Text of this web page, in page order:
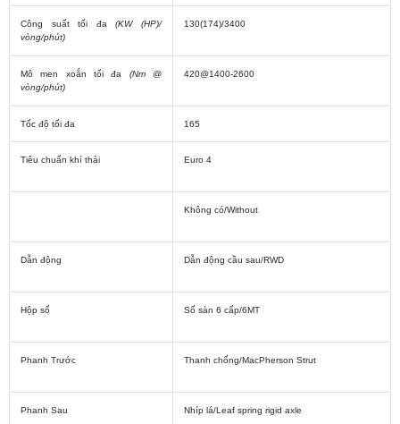
Công suất tối đa(KW (HP)/
vòng/phút)
130(174)/3400
Mô men xoắn tối đa (Nm @
vòng/phút)
420@1400-2600
Tốc độ tối đa 165
Tiêu chuẩn khí thải Euro 4
Không có/Without
Dẫn động Dẫn động cầu sau/RWD
Hộp số Số sàn 6 cấp/6MT
Phanh Trước Thanh chống/MacPherson Strut
Phanh Sau Nhíp lá/Leaf spring rigid axle